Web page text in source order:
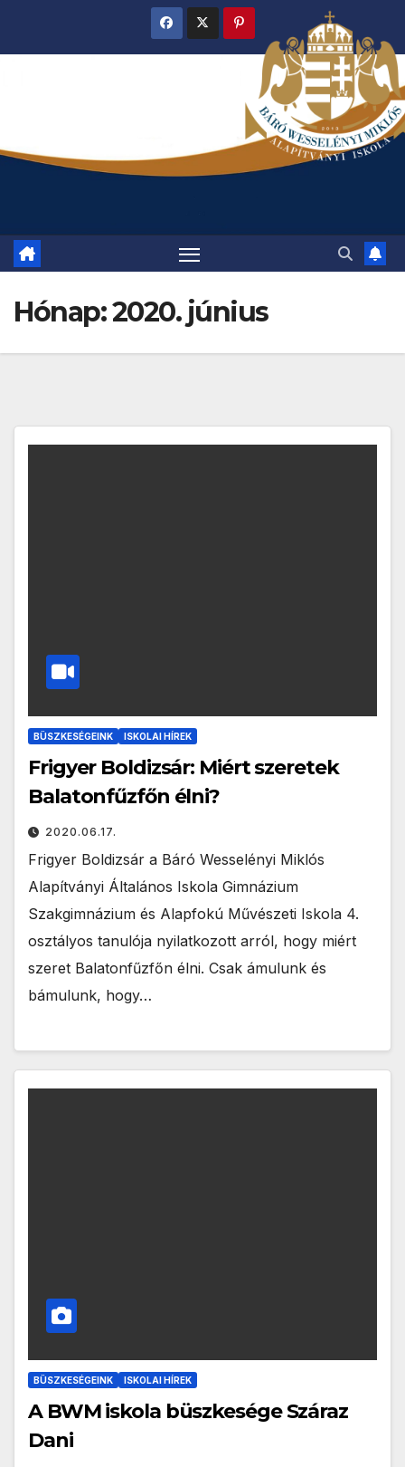
Hónap:2020. június
BÜSZKESÉGEINK ISKOLAI HÍREK
Frigyer Boldizsár: Miért szeretek
Balatonfűzfőn élni?
2020.06.17.
Frigyer Boldizsár a Báró Wesselényi Miklós
Alapítványi Általános Iskola Gimnázium
Szakgimnázium és Alapfokú Művészeti Iskola 4.
osztályos tanulója nyilatkozott arról, hogy miért
szeret Balatonfűzfőn élni. Csak ámulunk és
bámulunk, hogy…
BÜSZKESÉGEINK ISKOLAI HÍREK
A BWM iskola büszkesége Száraz
Dani